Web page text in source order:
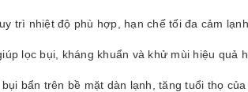
trì nhiệt độ phù hợp, hạn chế tối đa cảm lạnh
lọc bụi, kháng khuẩn và khử mùi hiệu quả
bẩn trên bề mặt dàn lạnh, tăng tuổi thọ của